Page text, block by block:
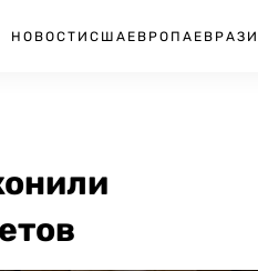
НОВОСТИ США ЕВРОПА